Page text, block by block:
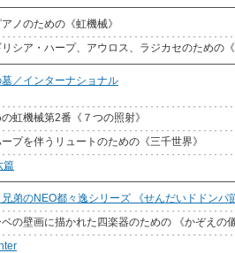
ノのための《虹機械》
シア・ハープ、アウロス、ラジカセのための
／インターナショナル
虹機械第2番《７つの照射》
プを伴うリュートのための《三千世界》
篇
弟のNEO都々逸シリーズ 《せんだいドドンパ
の壁画に描かれた四楽器のための 《かぞえの